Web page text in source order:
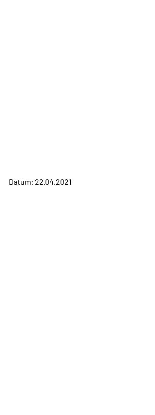
Datum: 22.04.2021